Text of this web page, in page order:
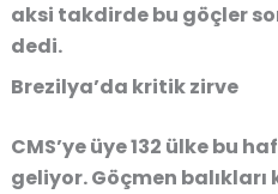
aksi takdirde bu göçler
dedi.
Brezilya’da kritik zirve
CMS’ye üye 132 ülke bu
geliyor. Göçmen